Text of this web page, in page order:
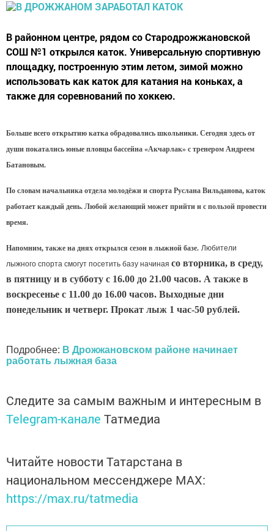
В районном центре, рядом со Стародрожжановской
СОШ №1 открылся каток. Универсальную спортивную
площадку, построенную этим летом, зимой можно
использовать как каток для катания на коньках, а
также для соревнований по хоккею.
Больше всего открытию катка обрадовались школьники. Сегодня здесь от
души покатались юные пловцы бассейна «Акчарлак» с тренером Андреем
Батановым.
По словам начальника отдела молодёжи и спорта Руслана Вильданова, каток
работает каждый день. Любой желающий может прийти и с пользой провести
время.
Напомним, также на днях открылся сезон в лыжной базе. Любители
лыжного спорта смогут посетить базу начиная со вторника, в среду,
в пятницу и в субботу с 16.00 до 21.00 часов. А также в
воскресенье с 11.00 до 16.00 часов. Выходные дни
понедельник и четверг. Прокат лыж 1 час-50 рублей.
Подробнее: В Дрожжановском районе начинает
работать лыжная база
Следите за самым важным и интересным в
Telegram-канале Татмедиа
Читайте новости Татарстана в
национальном мессенджере MАХ:
https://max.ru/tatmedia